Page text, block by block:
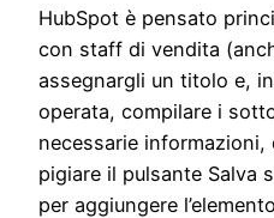
HubSpot è pensato
con staff di vendita
assegnargli un titolo e,
operata, compilare i
necessarie
pigiare il pulsante Salva
per aggiungere